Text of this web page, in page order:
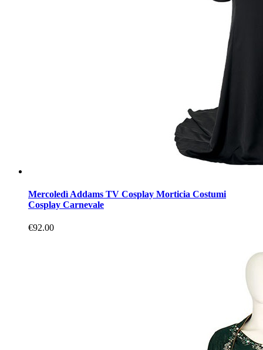
Mercoledì Addams TV Cosplay Morticia Costumi
Cosplay Carnevale
€92.00